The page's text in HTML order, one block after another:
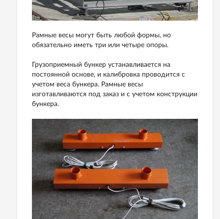
Рамные весы могут быть любой формы, но
обязательно иметь три или четыре опоры.
Грузоприемный бункер устанавливается на
постоянной основе, и калибровка проводится с
учетом веса бункера. Рамные весы
изготавливаются под заказ и с учетом конструкции
бункера.